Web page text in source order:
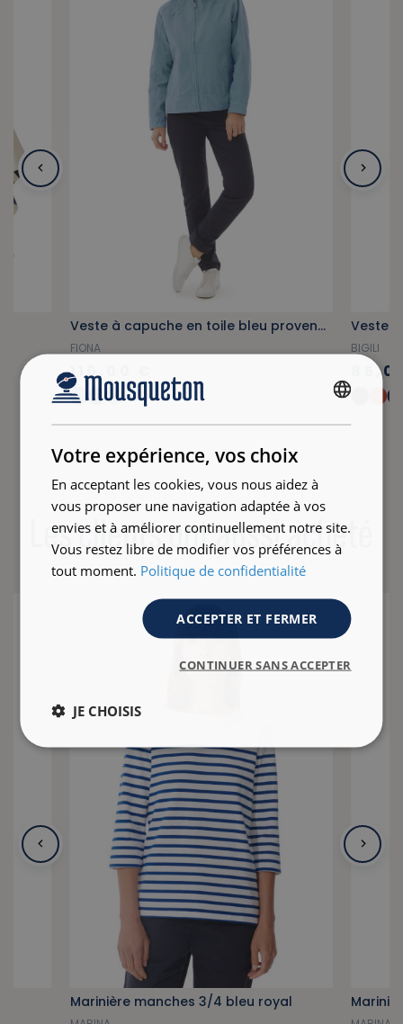
Veste à capuche en toile bleu provençal
FIONA
110,00 €
+12
Veste
BIGILI
Les clients ont aussi acheté
Marinière manches 3/4 bleu royal
Votre expérience, vos choix
En acceptant les cookies, vous nous aidez à
vous proposer une navigation adaptée à vos
envies et à améliorer continuellement notre site.
Vous restez libre de modifier vos préférences à
tout moment. Politique de confidentialité
ACCEPTER ET FERMER
CONTINUER SANS ACCEPTER
JE CHOISIS